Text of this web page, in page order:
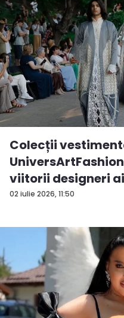
02 iulie 2026, 11:50
Colecții
viitorii designeri